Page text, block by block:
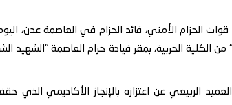
قوات الحزام الأمني، قائد الحزام في العاصمة عدن،
من الكلية الحربية، بمقر قيادة حزام العاصمة "الشهيد
الربيعي عن اعتزازه بالإنجاز الأكاديمي الذي